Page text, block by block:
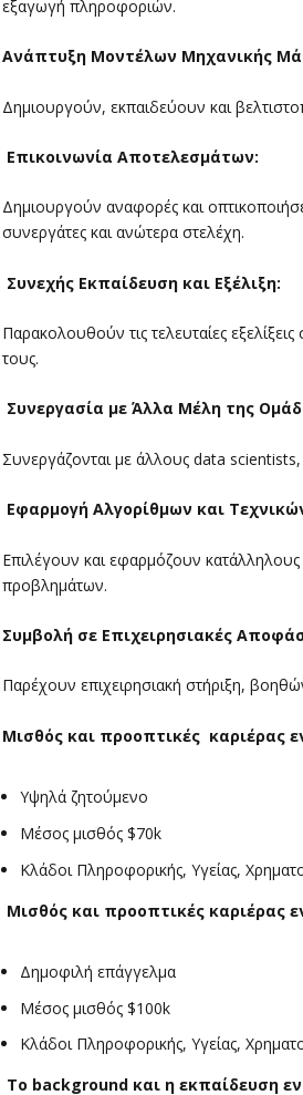
εξαγωγή πληροφοριών.
Ανάπτυξη Μοντέλων Μηχανικής
Δημιουργούν, εκπαιδεύουν και
Επικοινωνία Αποτελεσμάτων:
Δημιουργούν αναφορές και
συνεργάτες και ανώτερα στελέχη.
Συνεχής Εκπαίδευση και Εξέλιξη:
Παρακολουθούν τις τελευταίες
τους.
Συνεργασία με Άλλα Μέλη της
Συνεργάζονται με άλλους data
Εφαρμογή Αλγορίθμων και
Επιλέγουν και εφαρμόζουν
προβλημάτων.
Συμβολή σε Επιχειρησιακές
Παρέχουν επιχειρησιακή στήριξη,
Μισθός και προοπτικές καριέρας
Υψηλά ζητούμενο
Μέσος μισθός $70k
Κλάδοι Πληροφορικής, Υγείας,
Μισθός και προοπτικές καριέρας
Δημοφιλή επάγγελμα
Μέσος μισθός $100k
Κλάδοι Πληροφορικής, Υγείας,
Το background και η εκπαίδευση